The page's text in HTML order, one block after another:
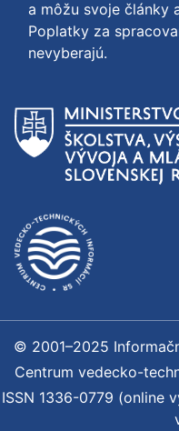
a môžu svoje články
Poplatky za
nevyberajú.
© 2001–2025
Centrum vedecko-
ISSN 1336-0779 (online